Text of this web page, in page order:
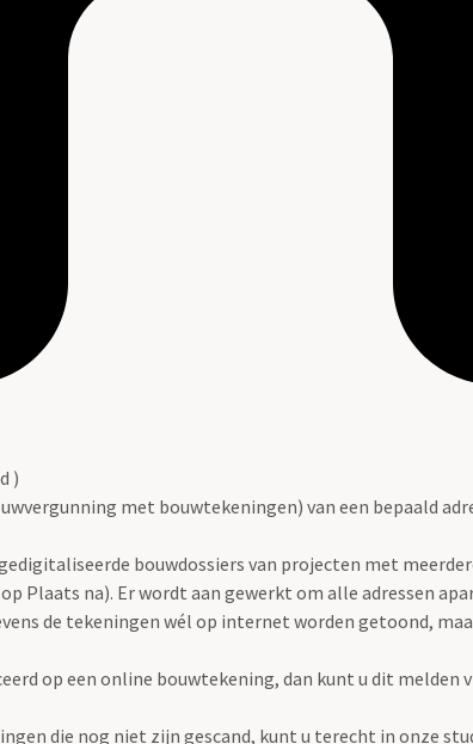
)
met bouwtekeningen) van een bepaald
bouwdossiers van projecten met
Plaats na). Er wordt aan gewerkt om alle adressen
de tekeningen wél op internet worden getoond,
op een online bouwtekening, dan kunt u dit melden
die nog niet zijn gescand, kunt u terecht in onze